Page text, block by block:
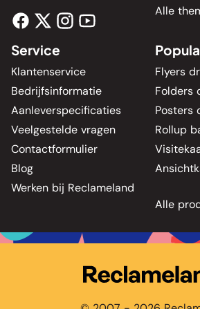
Alle
Service
Klantenservice
Bedrijfsinformatie
Aanleverspecificaties
Veelgestelde vragen
Contactformulier
Blog
Werken bij Reclameland
Flyers
Folders
Posters
Rollup
Alle